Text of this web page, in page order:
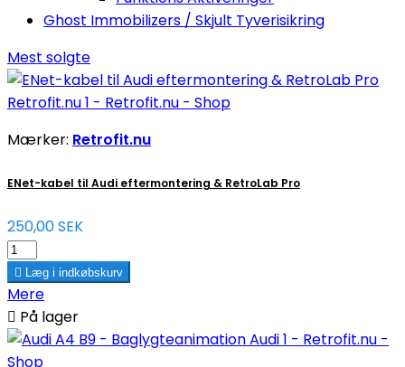
Ghost Immobilizers / Skjult Tyverisikring
Mest solgte
Mærker: Retrofit.nu
ENet-kabel til Audi eftermontering & RetroLab Pro
250,00 SEK
 Læg i indkøbskurv
Mere
 På lager